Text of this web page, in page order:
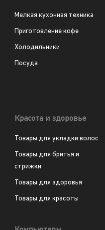
Мелкая кухонная техника
Приготовление кофе
Холодильники
Посуда
Красота и здоровье
Товары для укладки волос
Товары для бритья и
стрижки
Товары для здоровья
Товары для красоты